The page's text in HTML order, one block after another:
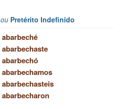
ou Pretérito Indefinido
abarbeché
abarbechaste
abarbechó
abarbechamos
abarbechasteis
abarbecharon